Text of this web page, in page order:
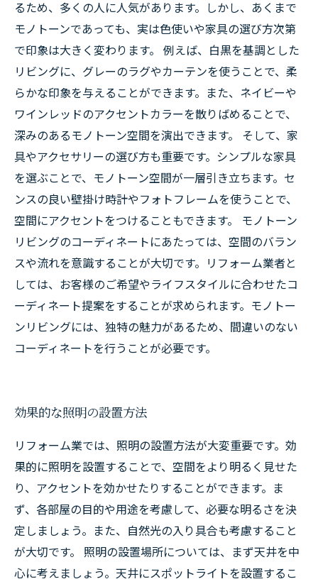
るため、多くの人に人気があります。しかし、あくまで
モノトーンであっても、実は色使いや家具の選び方次第
で印象は大きく変わります。 例えば、白黒を基調とした
リビングに、グレーのラグやカーテンを使うことで、柔
らかな印象を与えることができます。また、ネイビーや
ワインレッドのアクセントカラーを散りばめることで、
深みのあるモノトーン空間を演出できます。 そして、家
具やアクセサリーの選び方も重要です。シンプルな家具
を選ぶことで、モノトーン空間が一層引き立ちます。セ
ンスの良い壁掛け時計やフォトフレームを使うことで、
空間にアクセントをつけることもできます。 モノトーン
リビングのコーディネートにあたっては、空間のバラン
スや流れを意識することが大切です。リフォーム業者と
しては、お客様のご希望やライフスタイルに合わせたコ
ーディネート提案をすることが求められます。モノトー
ンリビングには、独特の魅力があるため、間違いのない
コーディネートを行うことが必要です。
効果的な照明の設置方法
リフォーム業では、照明の設置方法が大変重要です。効
果的に照明を設置することで、空間をより明るく見せた
り、アクセントを効かせたりすることができます。ま
ず、各部屋の目的や用途を考慮して、必要な明るさを決
定しましょう。また、自然光の入り具合も考慮すること
が大切です。 照明の設置場所については、まず天井を中
心に考えましょう。天井にスポットライトを設置するこ